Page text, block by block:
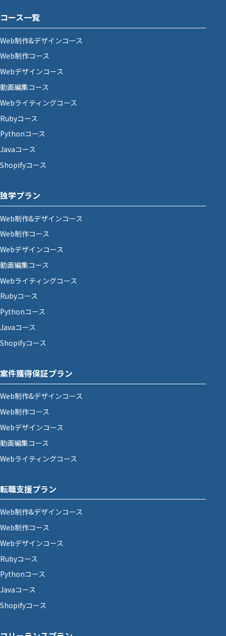
コース一覧
Web制作&デザインコース
Web制作コース
Webデザインコース
動画編集コース
Webライティングコース
Rubyコース
Pythonコース
Javaコース
Shopifyコース
独学プラン
Web制作&デザインコース
Web制作コース
Webデザインコース
動画編集コース
Webライティングコース
Rubyコース
Pythonコース
Javaコース
Shopifyコース
案件獲得保証プラン
Web制作&デザインコース
Web制作コース
Webデザインコース
動画編集コース
Webライティングコース
転職支援プラン
Web制作&デザインコース
Web制作コース
Webデザインコース
Rubyコース
Pythonコース
Javaコース
Shopifyコース